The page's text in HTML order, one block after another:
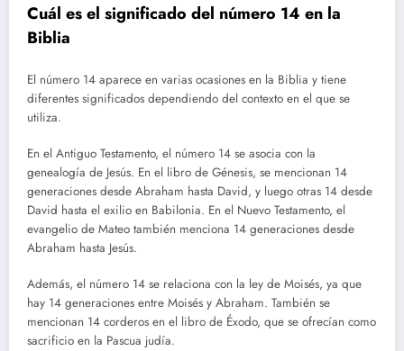
Cuál es el significado del número 14 en la
Biblia
El número 14 aparece en varias ocasiones en la Biblia y tiene
diferentes significados dependiendo del contexto en el que se
utiliza.
En el Antiguo Testamento, el número 14 se asocia con la
genealogía de Jesús. En el libro de Génesis, se mencionan 14
generaciones desde Abraham hasta David, y luego otras 14 desde
David hasta el exilio en Babilonia. En el Nuevo Testamento, el
evangelio de Mateo también menciona 14 generaciones desde
Abraham hasta Jesús.
Además, el número 14 se relaciona con la ley de Moisés, ya que
hay 14 generaciones entre Moisés y Abraham. También se
mencionan 14 corderos en el libro de Éxodo, que se ofrecían como
sacrificio en la Pascua judía.